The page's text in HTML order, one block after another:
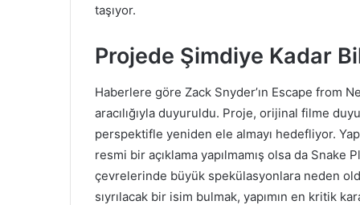
taşıyor.
Projede Şimdiye Kadar
Haberlere göre Zack Snyder’ın Escape from
aracılığıyla duyuruldu. Proje, orijinal filme
perspektifle yeniden ele almayı hedefliyor.
resmi bir açıklama yapılmamış olsa da
çevrelerinde büyük spekülasyonlara neden
sıyrılacak bir isim bulmak, yapımın en kritik